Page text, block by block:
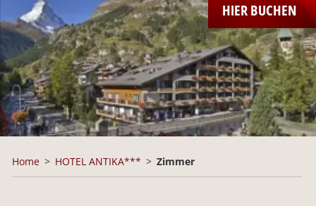
HIER BUCHEN
Home HOTEL ANTIKA*** Zimmer